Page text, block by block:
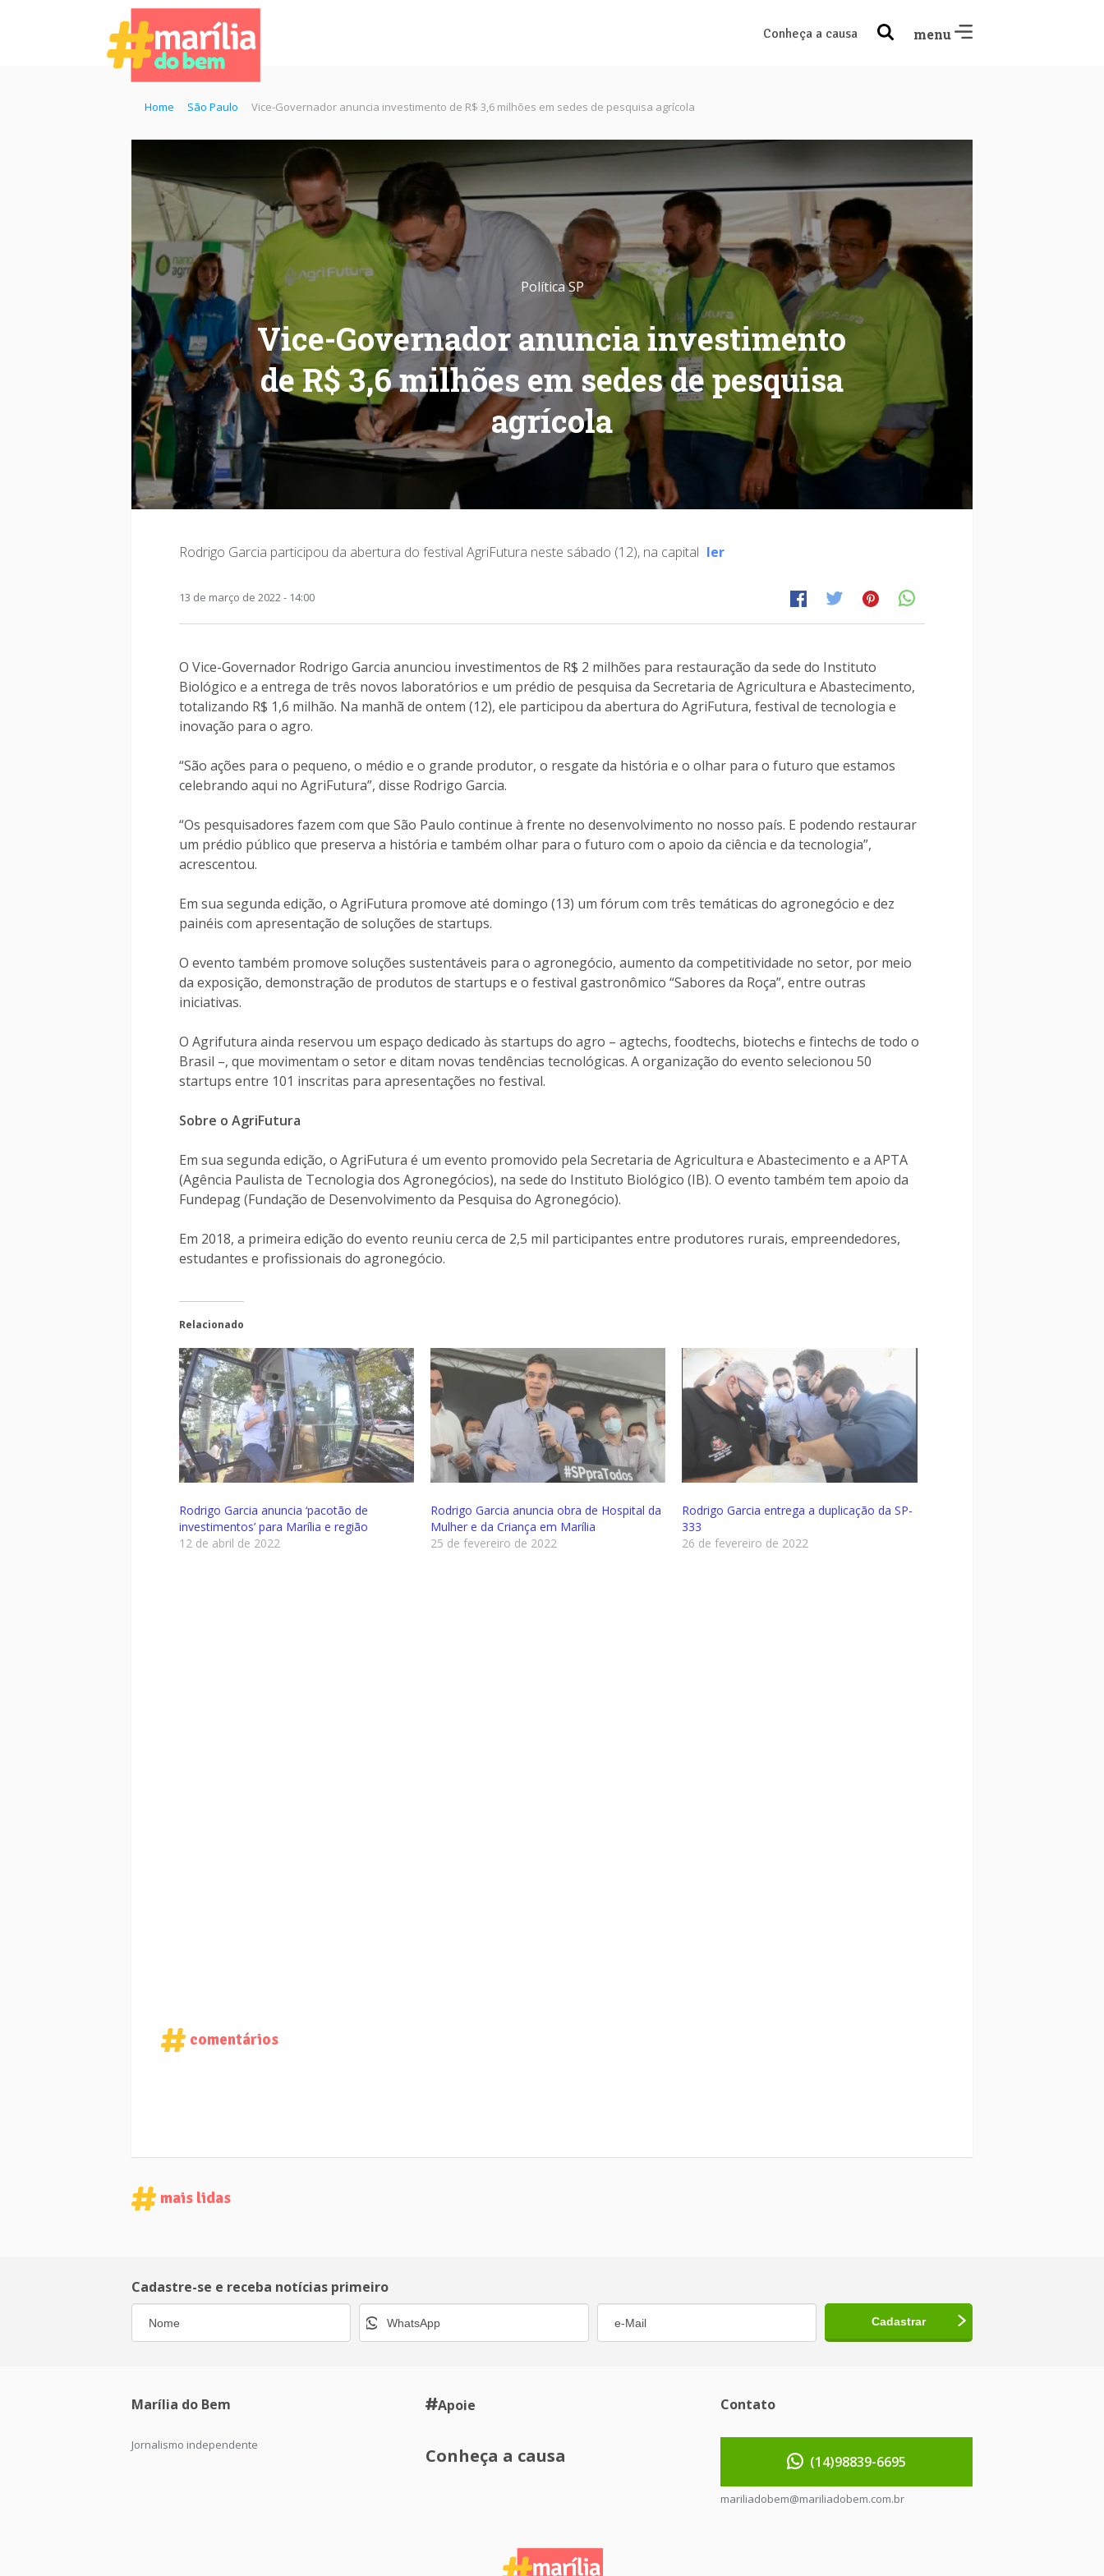
Conheça a causa menu
Home São Paulo Vice-Governador anuncia investimento de R$ 3,6 milhões em sedes de pesquisa agrícola
Política SP
Vice-Governador anuncia investimento
de R$ 3,6 milhões em sedes de pesquisa
agrícola
Rodrigo Garcia participou da abertura do festival AgriFutura neste sábado (12), na capital ler
13 de março de 2022 - 14:00
O Vice-Governador Rodrigo Garcia anunciou investimentos de R$ 2 milhões para restauração da sede do Instituto
Biológico e a entrega de três novos laboratórios e um prédio de pesquisa da Secretaria de Agricultura e Abastecimento,
totalizando R$ 1,6 milhão. Na manhã de ontem (12), ele participou da abertura do AgriFutura, festival de tecnologia e
inovação para o agro.
“São ações para o pequeno, o médio e o grande produtor, o resgate da história e o olhar para o futuro que estamos
celebrando aqui no AgriFutura”, disse Rodrigo Garcia.
“Os pesquisadores fazem com que São Paulo continue à frente no desenvolvimento no nosso país. E podendo restaurar
um prédio público que preserva a história e também olhar para o futuro com o apoio da ciência e da tecnologia”,
acrescentou.
Em sua segunda edição, o AgriFutura promove até domingo (13) um fórum com três temáticas do agronegócio e dez
painéis com apresentação de soluções de startups.
O evento também promove soluções sustentáveis para o agronegócio, aumento da competitividade no setor, por meio
da exposição, demonstração de produtos de startups e o festival gastronômico “Sabores da Roça”, entre outras
iniciativas.
O Agrifutura ainda reservou um espaço dedicado às startups do agro – agtechs, foodtechs, biotechs e fintechs de todo o
Brasil –, que movimentam o setor e ditam novas tendências tecnológicas. A organização do evento selecionou 50
startups entre 101 inscritas para apresentações no festival.
Sobre o AgriFutura
Em sua segunda edição, o AgriFutura é um evento promovido pela Secretaria de Agricultura e Abastecimento e a APTA
(Agência Paulista de Tecnologia dos Agronegócios), na sede do Instituto Biológico (IB). O evento também tem apoio da
Fundepag (Fundação de Desenvolvimento da Pesquisa do Agronegócio).
Em 2018, a primeira edição do evento reuniu cerca de 2,5 mil participantes entre produtores rurais, empreendedores,
estudantes e profissionais do agronegócio.
Relacionado
Rodrigo Garcia anuncia ‘pacotão de
investimentos’ para Marília e região
12 de abril de 2022
Rodrigo Garcia anuncia obra de Hospital da
Mulher e da Criança em Marília
25 de fevereiro de 2022
Rodrigo Garcia entrega a duplicação da SP-
333
26 de fevereiro de 2022
comentários
mais lidas
Cadastre-se e receba notícias primeiro
Marília do Bem
Jornalismo independente
Apoie
Conheça a causa
Contato
(14)98839-6695
mariliadobem@mariliadobem.com.br